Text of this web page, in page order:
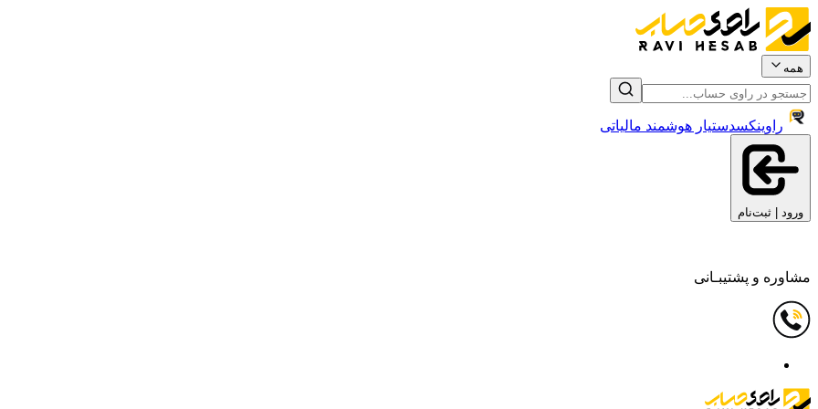
همه
راوینکسدستیار هوشمند مالیاتی
ورود | ثبت‌نام
مشاوره و پشتیبـانی